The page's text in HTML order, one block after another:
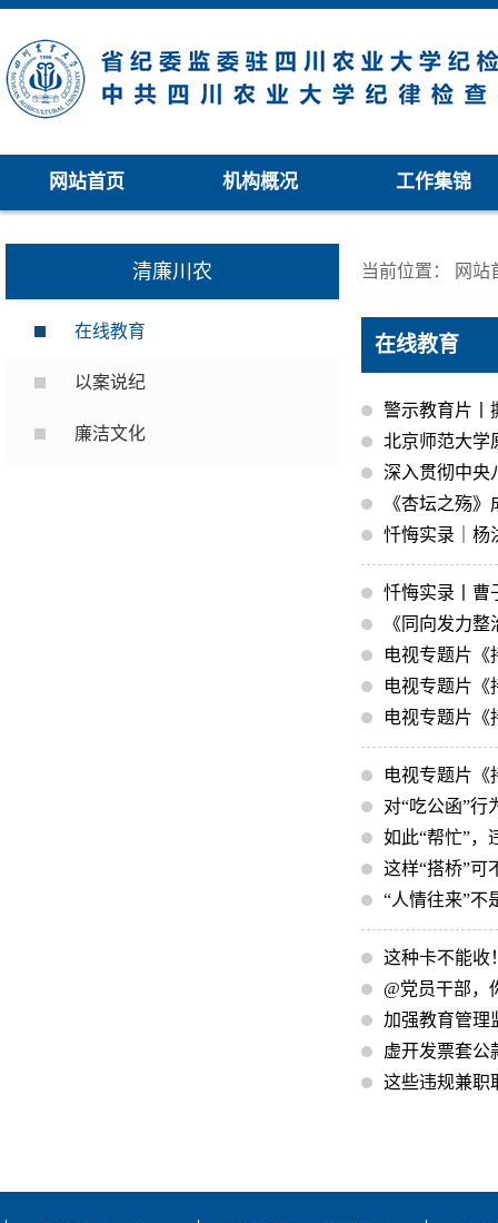
网站首页 机构概况 工作集锦
清廉川农
在线教育
以案说纪
廉洁文化
当前位置： 网站
在线教育
警示教育片丨
北京师范大学
深入贯彻中央
《杏坛之殇
忏悔实录｜杨
忏悔实录丨曹
《同向发力整
电视专题片《
电视专题片《
电视专题片《
电视专题片《
对“吃公函”行
如此“帮忙”，
这样“搭桥”可
“人情往来”不
这种卡不能收
@党员干部，
加强教育管理
虚开发票套公
这些违规兼职